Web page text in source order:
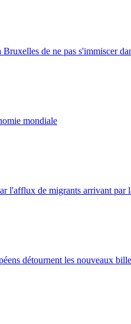
de ne pas s'immiscer
mondiale
l'afflux de migrants arrivant par
détournent les nouveaux